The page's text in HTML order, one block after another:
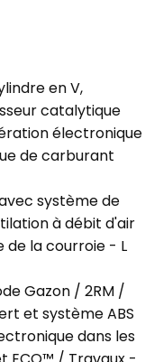
en V,
catalytique
électronique
de carburant
système de
à débit d'air
la courroie - L
Gazon / 2RM /
et système ABS
dans les